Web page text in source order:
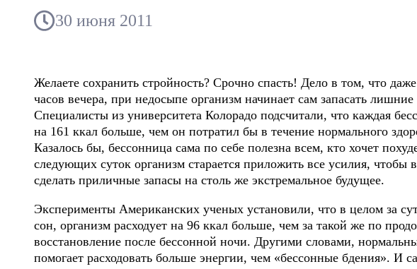
30 июня 2011
Желаете сохранить стройность? Срочно спасть! Дело в том, что
часов вечера, при недосыпе организм начинает сам запасать
Специалисты из университета Колорадо подсчитали, что каждая
на 161 ккал больше, чем он потратил бы в течение нормального
Казалось бы, бессонница сама по себе полезна всем, кто хочет
следующих суток организм старается приложить все усилия, чтобы
сделать приличные запасы на столь же экстремальное будущее.
Эксперименты Американских ученых установили, что в целом за
сон, организм расходует на 96 ккал больше, чем за такой же по
восстановление после бессонной ночи. Другими словами,
помогает расходовать больше энергии, чем «бессонные бдения». И